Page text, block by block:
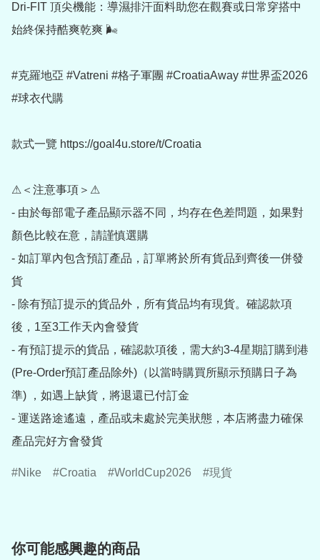
Dri-FIT 頂尖機能：導濕排汗面料助您在觀賽或日常穿搭中
始終保持酷爽乾爽 🌬️
#克羅地亞 #Vatreni #格子軍團 #CroatiaAway #世界盃2026
#球衣代購
款式一覽 https://goal4u.store/t/Croatia
⚠＜注意事項＞⚠
- 由於每部電子產品顯示器不同，均存在色差問題，如果對
顏色比較在意，請謹慎選購
- 如訂單內包含預訂產品，訂單將於所有貨品到齊後一併發
貨
- 除有預訂提示的貨品外，所有貨品均有現貨。確認款項
後，1至3工作天內會發貨
- 有預訂提示的貨品，確認款項後，需大約3-4星期訂購到港
(Pre-Order預訂產品除外)（以當時購買所顯示預購日子為
準) ，如遇上缺貨，將退還已付訂金
- 運送路途遙遠，產品或未處於完美狀態，本店將盡力確保
產品完好方會發貨
Nike Croatia WorldCup2026 現貨
你可能感興趣的商品